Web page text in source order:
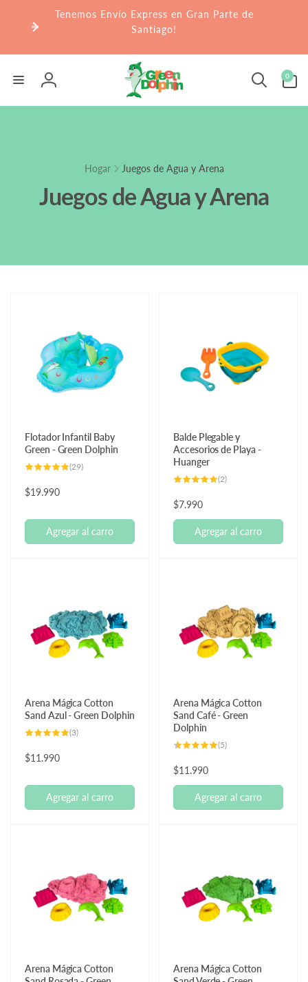
contenido
Tenemos Envío Express en Gran Parte de
Santiago!
Iniciar
sesión
0
artículos
Hogar Juegos de Agua y Arena
Juegos de Agua y Arena
Flotador Infantil Baby
Green - Green Dolphin
(29)29
Precio
$19.990
Agregar al carro
Balde Plegable y
Accesorios de Playa -
Huanger
(2)2
Precio
habitual
$7.990
Agregar al carro
Arena Mágica Cotton
Sand Azul - Green Dolphin
(3)3
Precio
$11.990
Agregar al carro
Arena Mágica Cotton
Sand Café - Green
Dolphin
(5)5
Precio
habitual
$11.990
Agregar al carro
Arena Mágica Cotton
Arena Mágica Cotton